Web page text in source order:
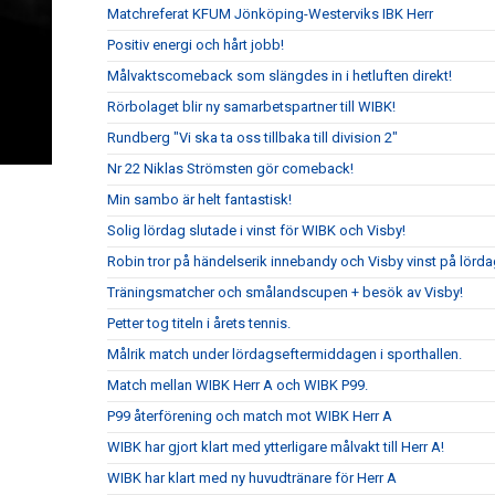
Matchreferat KFUM Jönköping-Westerviks IBK Herr
Positiv energi och hårt jobb!
Målvaktscomeback som slängdes in i hetluften direkt!
Rörbolaget blir ny samarbetspartner till WIBK!
Rundberg "Vi ska ta oss tillbaka till division 2"
Nr 22 Niklas Strömsten gör comeback!
Min sambo är helt fantastisk!
Solig lördag slutade i vinst för WIBK och Visby!
Robin tror på händelserik innebandy och Visby vinst på
Träningsmatcher och smålandscupen + besök av Visby!
Petter tog titeln i årets tennis.
Målrik match under lördagseftermiddagen i sporthallen.
Match mellan WIBK Herr A och WIBK P99.
P99 återförening och match mot WIBK Herr A
WIBK har gjort klart med ytterligare målvakt till Herr A!
WIBK har klart med ny huvudtränare för Herr A